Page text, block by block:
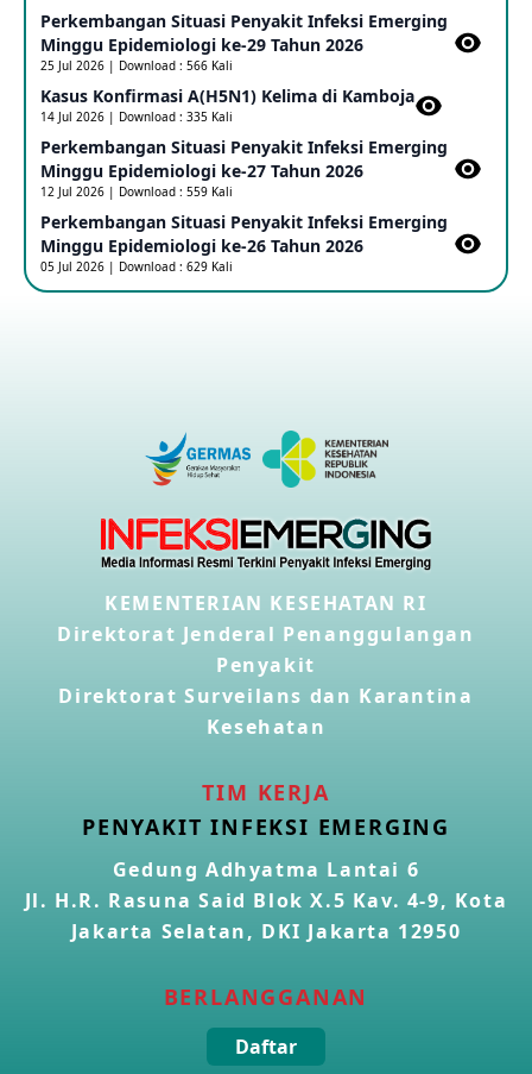
Penetapan Outbreak Penyakit Ebola di RD Kongo dan
Uganda Sebagai PHEIC
17 May 2026
Outbreak Penyakti Ebola di RD Kongo
16 May 2026
Kasus Konfirmasi A(H5NN6) di Cina
Penyakit virus Hanta di Kapal Pesiar Keberangkatan
Argentina
Penyakit Meningokokus di Vietnam
28 Apr 2026
Kasus Konfirmasi Avian Influenza A(H5N1) Keempat di
Kamboja
Informasi Penyakit POH VAU yang berkaitan dengan
21 Apr 2026
Kasus Konfirmasi Avian Influenza A(H9N2) di Italia
26 Mar 2026
Kasus Penyakit Meningokokus di Inggris
Perkembangan Situasi Penyakit Infeksi Emerging
Minggu Epidemiologi ke-29 Tahun 2026
25 Jul 2026 | Download : 566 Kali
Kasus Konfirmasi A(H5N1) Kelima di Kamboja​
14 Jul 2026 | Download : 335 Kali
Perkembangan Situasi Penyakit Infeksi Emerging
Minggu Epidemiologi ke-27 Tahun 2026
12 Jul 2026 | Download : 559 Kali
Perkembangan Situasi Penyakit Infeksi Emerging
Minggu Epidemiologi ke-26 Tahun 2026
05 Jul 2026 | Download : 629 Kali
KEMENTERIAN KESEHATAN RI
Direktorat Jenderal Penanggulangan
Penyakit
Direktorat Surveilans dan Karantina
Kesehatan
TIM KERJA
PENYAKIT INFEKSI EMERGING
Gedung Adhyatma Lantai 6
Jl. H.R. Rasuna Said Blok X.5 Kav. 4-9, Kota
Jakarta Selatan, DKI Jakarta 12950
BERLANGGANAN
Daftar